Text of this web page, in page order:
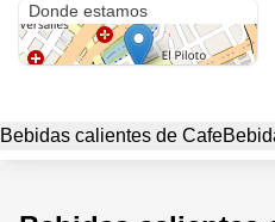
Donde estamos
Bebidas calientes de Cafe